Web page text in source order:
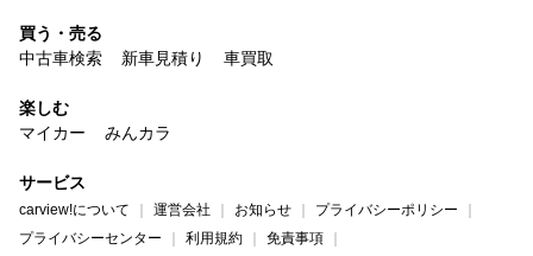
買う・売る
中古車検索
新車見積り 車買取
楽しむ
マイカー
みんカラ
サービス
carview!について 運営会社 お知らせ
プライバシーポリシー
プライバシーセンター
利用規約
免責事項